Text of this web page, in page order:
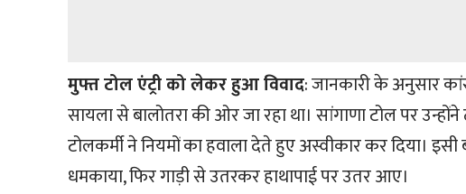
मुफ्त टोल एंट्री को लेकर हुआ विवाद: जानकारी के अनुसार
सायला से बालोतरा की ओर जा रहा था। सांगाणा टोल पर
टोलकर्मी ने नियमों का हवाला देते हुए अस्वीकार कर दिया।
धमकाया, फिर गाड़ी से उतरकर हाथापाई पर उतर आए।